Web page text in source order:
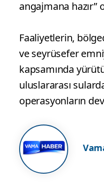
angajmana
Faaliyetlerin,
ve seyrüsefer
kapsamında
uluslararası
operasyonların